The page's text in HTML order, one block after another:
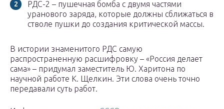
РДС-2 – пушечная бомба с двумя частями
уранового заряда, которые должны сближаться в
стволе пушки до создания критической массы.
В истории знаменитого РДС самую
распространенную расшифровку – «Россия делает
сама» – придумал заместитель Ю. Харитона по
научной работе К. Щeлкин. Эти слова очень точно
передавали суть работ.